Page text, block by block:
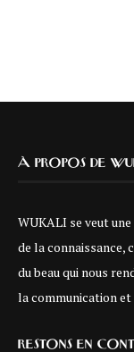
À PROPOS DE
WUKALI se veut
de la connaissance,
du beau qui nous
la communication
RESTONS EN